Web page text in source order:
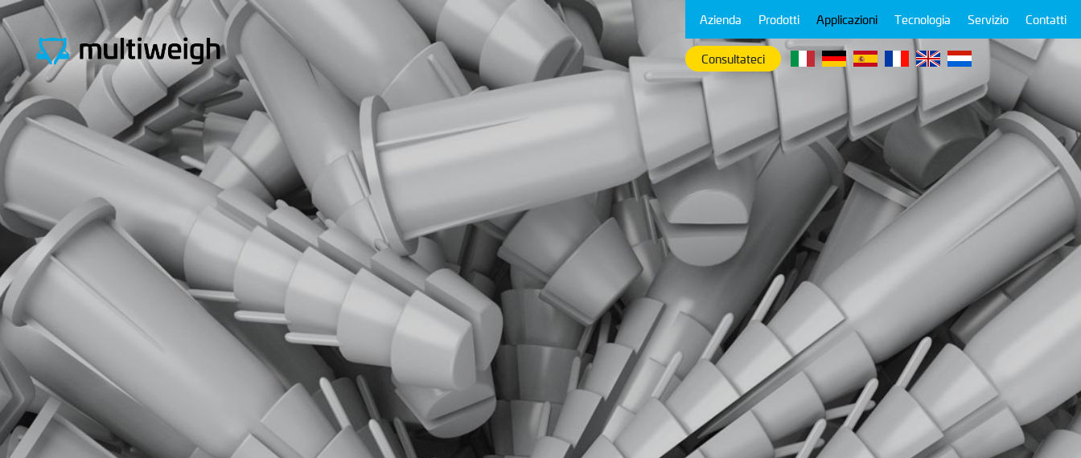
Azienda Prodotti Applicazioni Tecnologia Servizio Contatti
Consultateci